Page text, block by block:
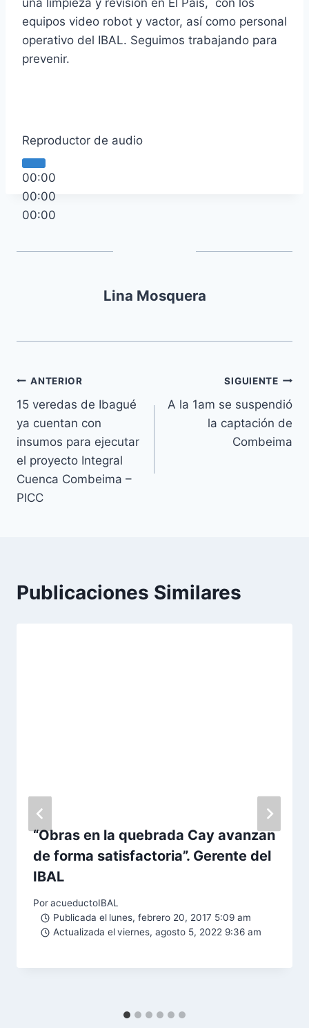
una limpieza y revisión en El País, con los
equipos video robot y vactor, así como personal
operativo del IBAL. Seguimos trabajando para
prevenir.
Reproductor de audio
00:00
00:00
00:00
Lina Mosquera
ANTERIOR
15 veredas de Ibagué
ya cuentan con
insumos para ejecutar
el proyecto Integral
Cuenca Combeima –
PICC
SIGUIENTE
A la 1am se suspendió
la captación de
Combeima
Publicaciones Similares
“Obras en la quebrada Cay avanzan
de forma satisfactoria”. Gerente del
IBAL
PoracueductoIBAL
Publicada el lunes, febrero 20, 2017 5:09 am
Actualizada el viernes, agosto 5, 2022 9:36 am